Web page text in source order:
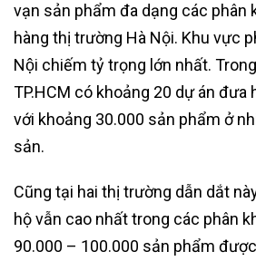
vạn sản phẩm đa dạng các phân
hàng thị trường Hà Nội. Khu vực
Nội chiếm tỷ trọng lớn nhất.
TP.HCM có khoảng 20 dự án đưa
với khoảng 30.000 sản phẩm ở
sản.
Cũng tại hai thị trường dẫn dắt
hộ vẫn cao nhất trong các phân
90.000 – 100.000 sản phẩm